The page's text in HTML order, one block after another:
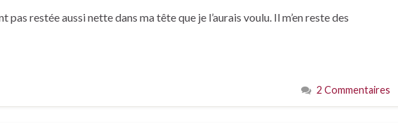
restée aussi nette dans ma tête que je l’aurais voulu. Il m’en reste des
2 Commentaires